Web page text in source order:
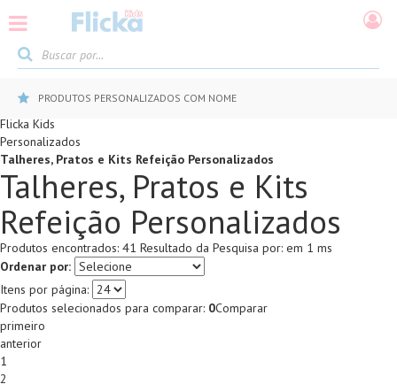
PRODUTOS PERSONALIZADOS COM NOME
Flicka Kids
Personalizados
Talheres, Pratos e Kits Refeição Personalizados
Talheres, Pratos e Kits
Refeição Personalizados
Produtos encontrados: 41 Resultado da Pesquisa por: em 1 ms
Ordenar por:
Itens por página:
Produtos selecionados para comparar: 0Comparar
primeiro
anterior
1
2